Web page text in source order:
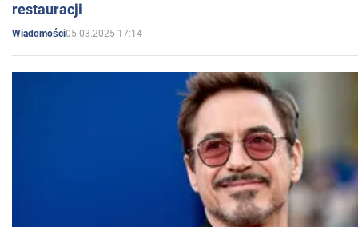
restauracji
Wiadomości05.03.2025 17:14